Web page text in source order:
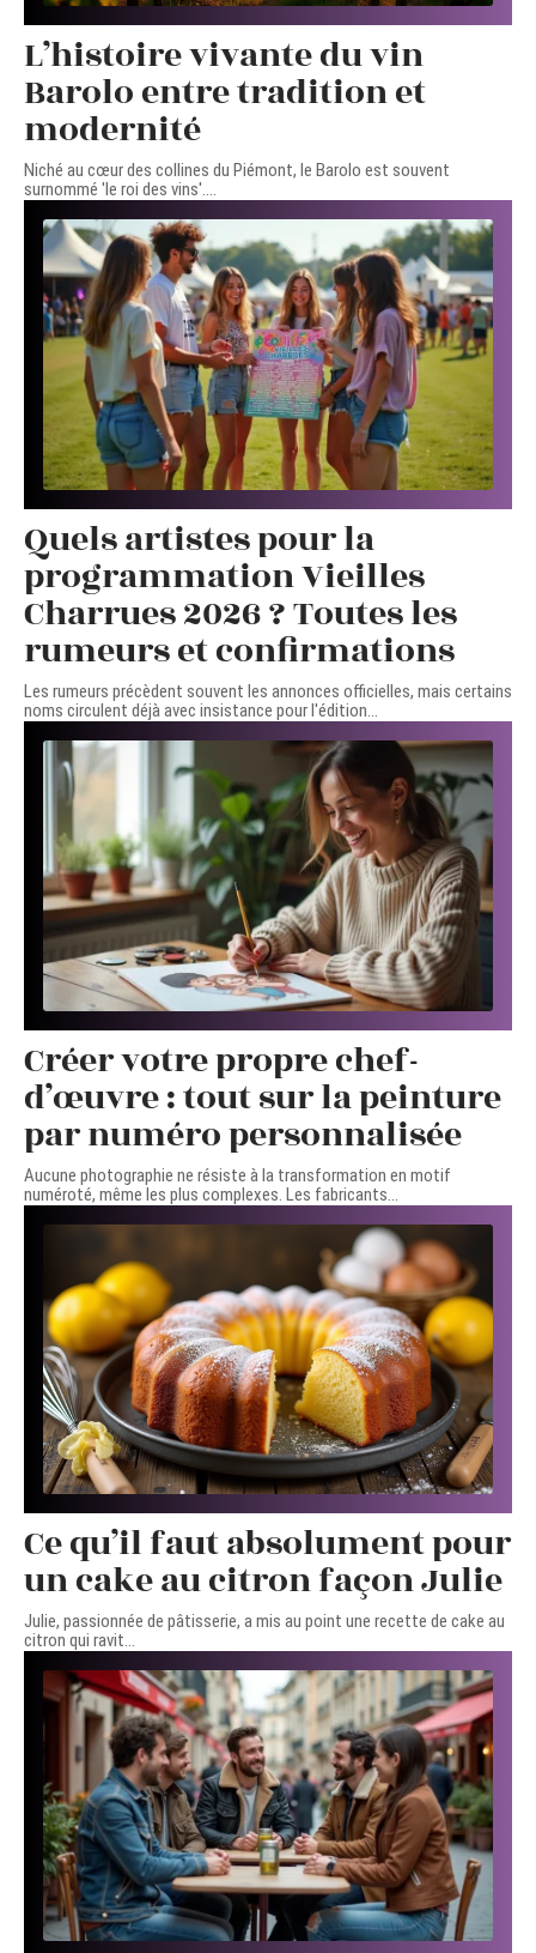
L’histoire vivante du vin
Barolo entre tradition et
modernité
Niché au cœur des collines du Piémont, le Barolo est souvent
surnommé 'le roi des vins'.…
Quels artistes pour la
programmation Vieilles
Charrues 2026 ? Toutes les
rumeurs et confirmations
Les rumeurs précèdent souvent les annonces officielles, mais certains
noms circulent déjà avec insistance pour l'édition…
Créer votre propre chef-
d’œuvre : tout sur la peinture
par numéro personnalisée
Aucune photographie ne résiste à la transformation en motif
numéroté, même les plus complexes. Les fabricants
Ce qu’il faut absolument pour
un cake au citron façon Julie
Julie, passionnée de pâtisserie, a mis au point une recette de cake au
citron qui ravit…